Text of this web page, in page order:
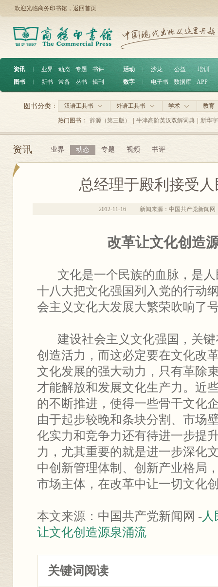
欢迎光临商务印书馆， 返回首页
资讯 ︱ 业界 动态 专题
书评
图书
︱ 新书 常备 丛书 辑刊
活动 沙龙 公益
培训
数字
电子书 数据库 APP
汉语工具书 外语工具书 学术 教育
图书分类：
热门图书： 辞源（第三版） 牛津高阶英汉双解词典 新华
资讯 业界 动态 专题 视频 书评
总经理于殿利接受
2012-11-16 新闻来源：中国共产党新闻网
改革让文化创造
文化是一个民族的血脉，是人
十八大把文化强国列入党的行动
会主义文化大发展大繁荣吹响了
建设社会主义文化强国，关键
创造活力，而这必定要在文化改
文化发展的强大动力，只有革除
才能解放和发展文化生产力。近
的不断推进，使得一些骨干文化
由于起步较晚和条块分割、市场
化实力和竞争力还有待进一步提
力，尤其重要的就是进一步深化
中创新管理体制、创新产业格局
市场主体，在改革中让一切文化
本文来源：中国共产党新闻网 -
让文化创造源泉涌流
关键词阅读